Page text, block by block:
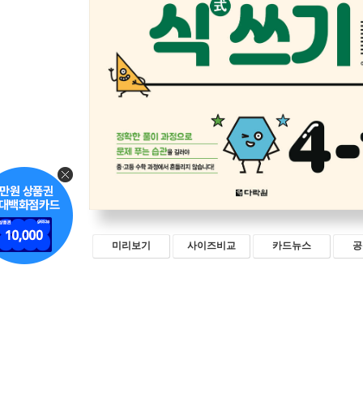
미리보기 사이즈비교 카드뉴스